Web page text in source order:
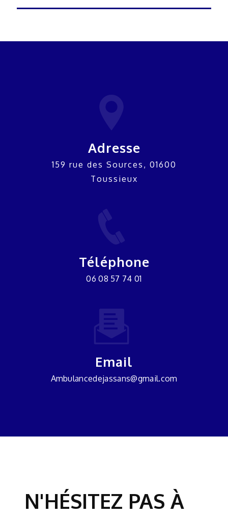
Adresse
159 rue des Sources, 01600
Toussieux
Téléphone
06 08 57 74 01
Email
ambulancedejassans@gmail.com
N'HÉSITEZ PAS À